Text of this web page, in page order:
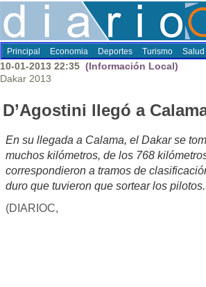
Principal Economia Deportes Turismo Salud
10-01-2013 22:35 (Información Local)
Dakar 2013
D’Agostini llegó a
En su llegada a Calama, el Dakar se
muchos kilómetros, de los 768
correspondieron a tramos de
duro que tuvieron que sortear los pilotos.
(DIARIOC,